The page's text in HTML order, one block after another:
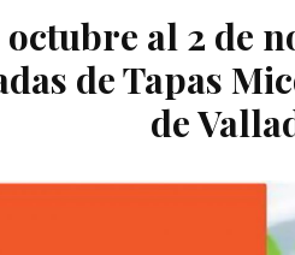
octubre al 2 de
de Tapas
de